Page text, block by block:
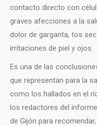
contacto directo con
graves afecciones a la
dolor de garganta, tos
irritaciones de piel y ojos.
Es una de las
que representan para la
como los hallados en el
los redactores del
de Gijón para